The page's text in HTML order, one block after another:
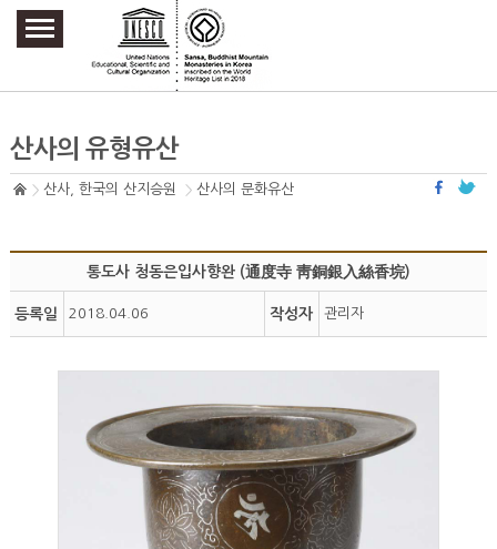
주요메뉴 바로가기
본문 바로가기
하단메뉴 바로가기
산사의 유형유산
산사, 한국의 산지승원 산사의 문화유산
통도사 청동은입사향완 (通度寺 靑銅銀入絲香垸)
등록일 2018.04.06 작성자 관리자